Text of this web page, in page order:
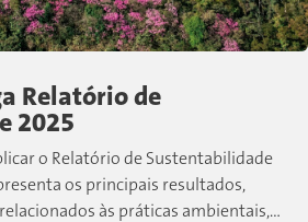
Relatório de
2025
o Relatório de Sustentabilidade
os principais resultados,
às práticas ambientais,